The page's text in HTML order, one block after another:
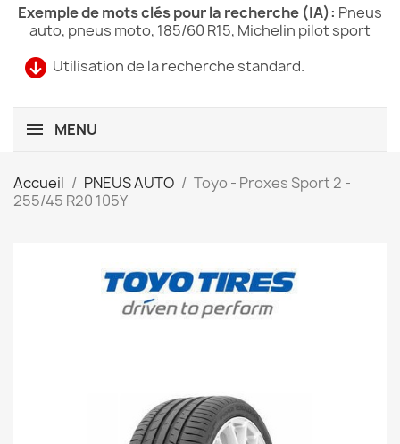
Utilisation de la recherche standard.
Exemple de mots clés pour la recherche (IA): Pneus
auto, pneus moto, 185/60 R15, Michelin pilot sport
MENU
Accueil PNEUS AUTO
Toyo - Proxes Sport 2 -
255/45 R20 105Y